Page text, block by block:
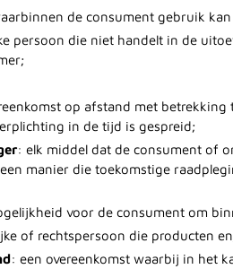
de consument gebruik
persoon die niet handelt in de
op afstand met
in de tijd is gespreid;
: elk middel dat de consument of
manier die toekomstige
voor de consument om
of rechtspersoon die producten
: een overeenkomst waarbij in het